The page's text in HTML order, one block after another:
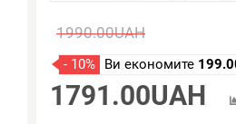
1990.00UAH
- 10% Ви економите
1791.00UAH